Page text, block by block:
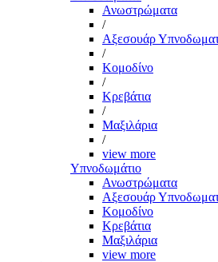
Ανωστρώματα
/
Αξεσουάρ
/
Κομοδίνο
/
Κρεβάτια
/
Μαξιλάρια
/
view more
Υπνοδωμάτιο
Ανωστρώματα
Αξεσουάρ
Κομοδίνο
Κρεβάτια
Μαξιλάρια
view more